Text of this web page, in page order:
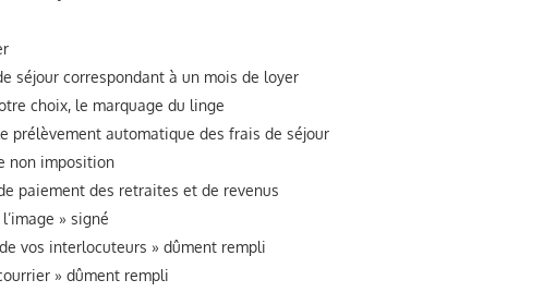
séjour correspondant à un mois de loyer
choix, le marquage du linge
prélèvement automatique des frais de séjour
non imposition
paiement des retraites et de revenus
» signé
vos interlocuteurs » dûment rempli
» dûment rempli